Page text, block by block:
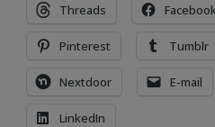
Threads
Pinterest Tumblr
Nextdoor E-mail
LinkedIn